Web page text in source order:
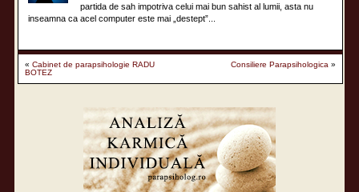
partida de sah impotriva celui mai bun sahist al lumii, asta nu
inseamna ca acel computer este mai „destept”...
«Cabinet de parapsihologie RADU
BOTEZ
Consiliere Parapsihologica »